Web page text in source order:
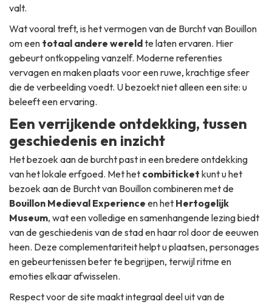
valt.
Wat vooral treft, is het vermogen van de Burcht van Bouillon
om een totaal andere wereldte laten ervaren. Hier
gebeurt ontkoppeling vanzelf. Moderne referenties
vervagen en maken plaats voor een ruwe, krachtige sfeer
die de verbeelding voedt. U bezoekt niet alleen een site: u
beleeft een ervaring.
Een verrijkende ontdekking, tussen
geschiedenis en inzicht
Het bezoek aan de burcht past in een bredere ontdekking
van het lokale erfgoed. Met het combiticket kunt u het
bezoek aan de Burcht van Bouillon combineren met de
Bouillon Medieval Experience en het Hertogelijk
Museum, wat een volledige en samenhangende lezing biedt
van de geschiedenis van de stad en haar rol door de eeuwen
heen. Deze complementariteit helpt u plaatsen, personages
en gebeurtenissen beter te begrijpen, terwijl ritme en
emoties elkaar afwisselen.
Respect voor de site maakt integraal deel uit van de